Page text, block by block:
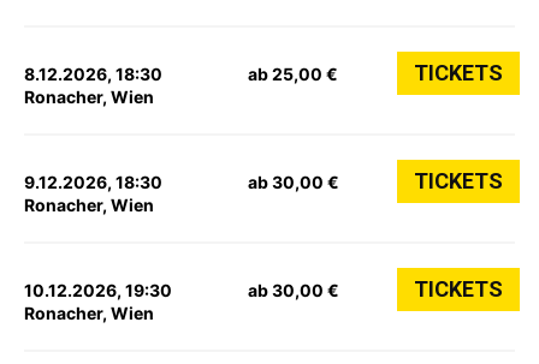
8.12.2026, 18:30
Ronacher, Wien
ab 25,00 € TICKETS
9.12.2026, 18:30
Ronacher, Wien
ab 30,00 € TICKETS
10.12.2026, 19:30
Ronacher, Wien
ab 30,00 € TICKETS